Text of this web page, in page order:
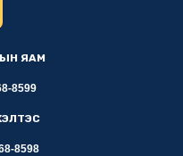
ЯАМ
8599
8598